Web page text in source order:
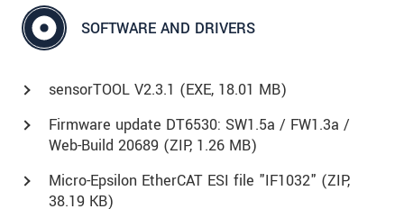
SOFTWARE AND DRIVERS
sensorTOOL V2.3.1 (EXE, 18.01 MB)
Firmware update DT6530: SW1.5a / FW1.3a /
Web-Build 20689 (ZIP, 1.26 MB)
Micro-Epsilon EtherCAT ESI file "IF1032" (ZIP,
38.19 KB)